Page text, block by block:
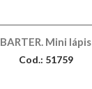
BARTER. Mini lápis
Cod.: 51759